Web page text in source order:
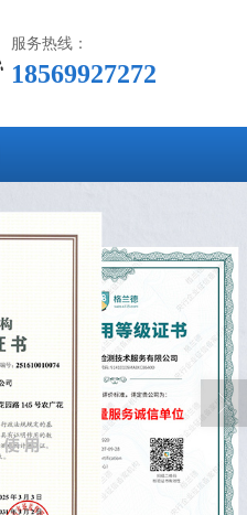
服务热线：
18569927272